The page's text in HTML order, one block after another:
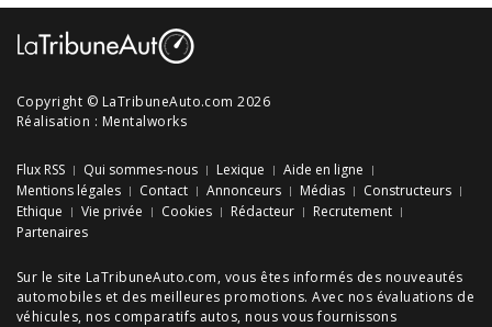
Copyright © LaTribuneAuto.com 2026
Réalisation : Mentalworks
Flux RSS Qui sommes-nous Lexique
Aide en ligne
Mentions légales
Contact Annonceurs Médias
Constructeurs
Ethique
Vie privée Cookies Rédacteur
Recrutement
Partenaires
Sur le site LaTribuneAuto.com, vous êtes informés des nouveautés
automobiles et des meilleures promotions. Avec nos évaluations de
véhicules, nos comparatifs autos, nous vous fournissons